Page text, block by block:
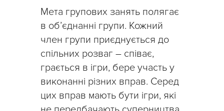
Мета групових занять полягає
в об’єднанні групи. Кожний
член групи приєднується до
спільних розваг – співає,
грається в ігри, бере участь у
виконанні різних вправ. Серед
цих вправ мають бути ігри, які